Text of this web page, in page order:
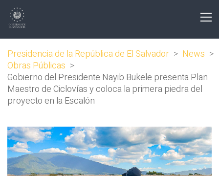
Presidencia de la República de El Salvador > News >
Obras Públicas >
Gobierno del Presidente Nayib Bukele presenta Plan
Maestro de Ciclovías y coloca la primera piedra del
proyecto en la Escalón